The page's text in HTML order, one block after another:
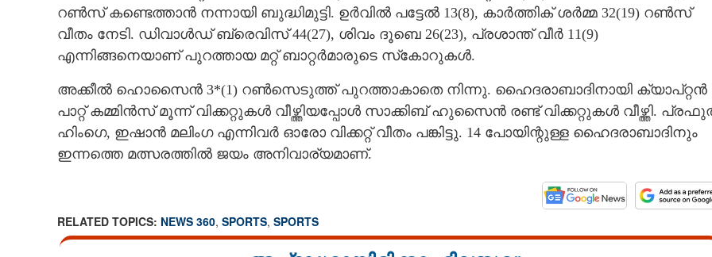
റണ്‍സ് കണ്ടെത്താന്‍ നന്നായി ബുദ്ധിമുട്ടി. ഉര്‍വില്‍ പട്ടേല്‍ 13(8), കാര്‍ത്തിക് ശര്‍മ്മ 32(19) റണ്‍സ്
വീതം നേടി. ഡിവാള്‍ഡ് ബ്രെവിസ് 44(27), ശിവം ദൂബെ 26(23), പ്രശാന്ത് വീര്‍ 11(9)
എന്നിങ്ങനെയാണ് പുറത്തായ മറ്റ് ബാറ്റര്‍മാരുടെ സ്‌കോറുകള്‍.
അക്കീല്‍ ഹൊസൈന്‍ 3*(1) റണ്‍സെടുത്ത് പുറത്താകാതെ നിന്നു. ഹൈദരാബാദിനായി ക്യാപ്റ്റന്‍
പാറ്റ് കമ്മിന്‍സ് മൂന്ന് വിക്കറ്റുകള്‍ വീഴ്ത്തിയപ്പോള്‍ സാക്കിബ് ഹുസൈന്‍ രണ്ട് വിക്കറ്റുകള്‍ വീഴ്ത്തി.
ഹിംഗെ, ഇഷാന്‍ മലിംഗ എന്നിവര്‍ ഓരോ വിക്കറ്റ് വീതം പങ്കിട്ടു. 14 പോയിന്റുള്ള ഹൈദരാബാദിനും
ഇന്നത്തെ മത്സരത്തില്‍ ജയം അനിവാര്യമാണ്.
RELATED TOPICS: NEWS 360, SPORTS, SPORTS